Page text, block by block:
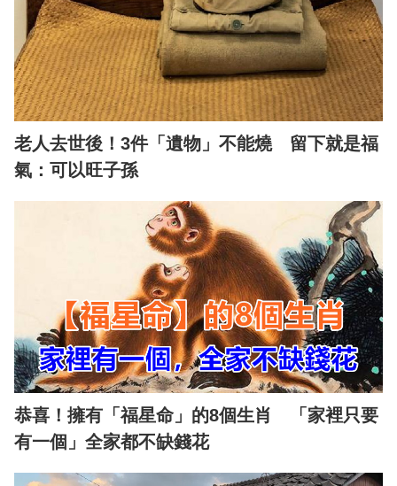
老人去世後！3件「遺物」不能燒 留下就是福
氣：可以旺子孫
恭喜！擁有「福星命」的8個生肖 「家裡只要
有一個」全家都不缺錢花